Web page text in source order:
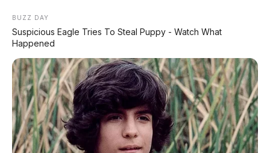
Home»harga mobil»Hongqi»Hongqi H5»mobil hybrid»
Review Mobil»
Hongqi H5 PHEV 2026 Debut: Sedan
Mewah Hybrid, Total Range 1.600 Km,
Harga Mulai Rp330 Juta
BUZZ DAY
Suspicious Eagle Tries To Steal Puppy - Watch What
Happened